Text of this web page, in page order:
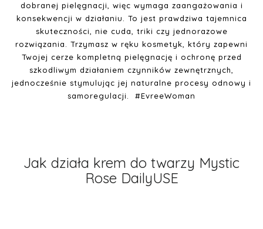
dobranej pielęgnacji, więc wymaga zaangażowania i
konsekwencji w działaniu. To jest prawdziwa tajemnica
skuteczności, nie cuda, triki czy jednorazowe
rozwiązania. Trzymasz w ręku kosmetyk, który zapewni
Twojej cerze kompletną pielęgnację i ochronę przed
szkodliwym działaniem czynników zewnętrznych,
jednocześnie stymulując jej naturalne procesy odnowy i
samoregulacji. #EvreeWoman
Jak działa krem do twarzy Mystic
Rose DailyUSE